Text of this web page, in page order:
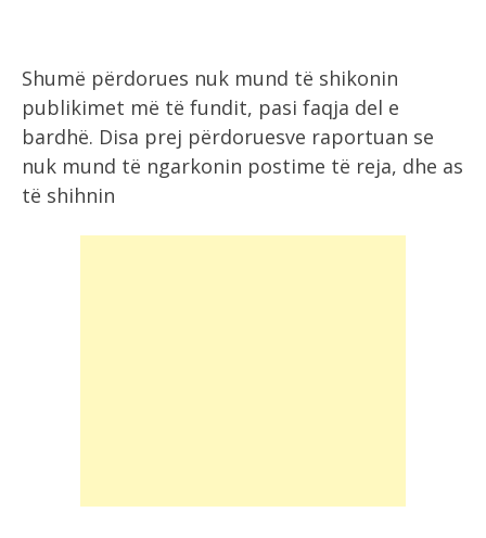
Shumë përdorues nuk mund të shikonin
publikimet më të fundit, pasi faqja del e
bardhë. Disa prej përdoruesve raportuan se
nuk mund të ngarkonin postime të reja, dhe as
të shihnin